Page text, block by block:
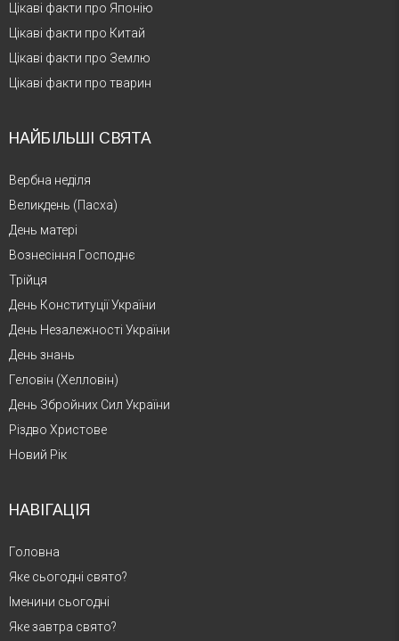
Цікаві факти про Японію
Цікаві факти про Китай
Цікаві факти про Землю
Цікаві факти про тварин
НАЙБІЛЬШІ СВЯТА
Вербна неділя
Великдень (Пасха)
День матері
Вознесіння Господнє
Трійця
День Конституції України
День Незалежності України
День знань
Геловін (Хелловін)
День Збройних Сил України
Різдво Христове
Новий Рік
НАВІГАЦІЯ
Головна
Яке сьогодні свято?
Іменини сьогодні
Яке завтра свято?